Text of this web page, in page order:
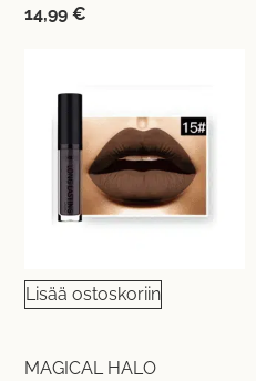
14,99 €
Lisää ostoskoriin
MAGICAL HALO